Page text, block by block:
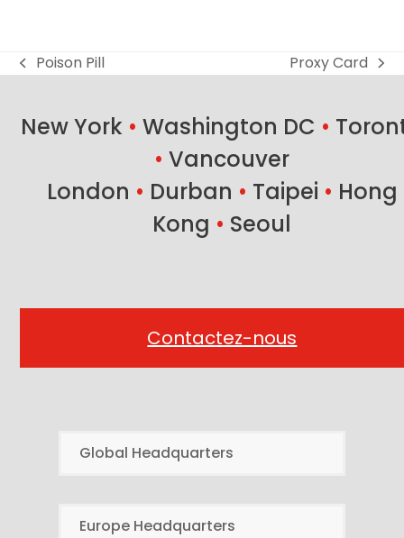
previous
Poison Pill
next
Proxy Card
New York • Washington DC •
• Vancouver
London • Durban • Taipei • Hong
Kong • Seoul
Contactez-nous
Global Headquarters
Europe Headquarters